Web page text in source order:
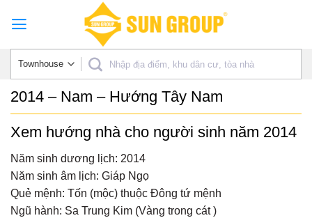
2014 – Nam – Hướng Tây Nam
Xem hướng nhà cho người sinh năm 2014
Năm sinh dương lịch: 2014
Năm sinh âm lịch: Giáp Ngọ
Quẻ mệnh: Tốn (mộc) thuộc Đông tứ mệnh
Ngũ hành: Sa Trung Kim (Vàng trong cát )